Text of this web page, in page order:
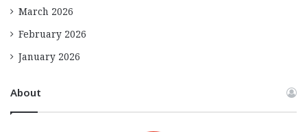
March 2026
February 2026
January 2026
About